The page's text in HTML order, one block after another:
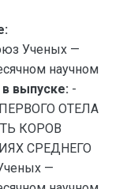
Ученых —
научном
выпуске: -
ОТЕЛА
КОРОВ
СРЕДНЕГО
—